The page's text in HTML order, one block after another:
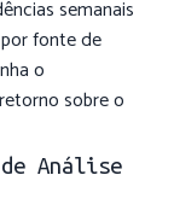
semanais
fonte de
o
sobre o
Análise